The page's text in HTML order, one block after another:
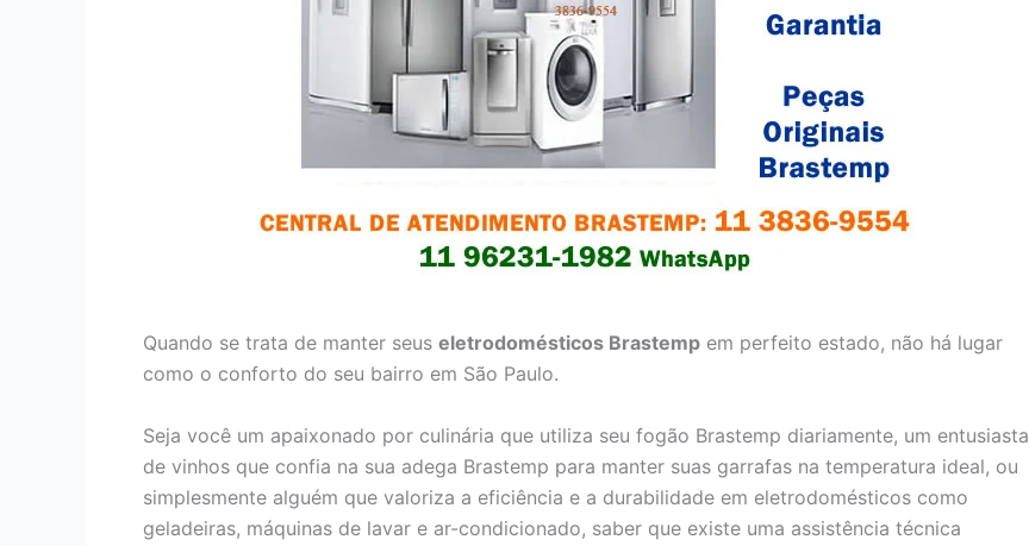
Quando se trata de manter seus eletrodomésticos Brastemp em perfeito estado, não há lugar
como o conforto do seu bairro em São Paulo.
Seja você um apaixonado por culinária que utiliza seu fogão Brastemp diariamente, um entusiasta
de vinhos que confia na sua adega Brastemp para manter suas garrafas na temperatura ideal, ou
simplesmente alguém que valoriza a eficiência e a durabilidade em eletrodomésticos como
geladeiras, máquinas de lavar e ar-condicionado, saber que existe uma assistência técnica